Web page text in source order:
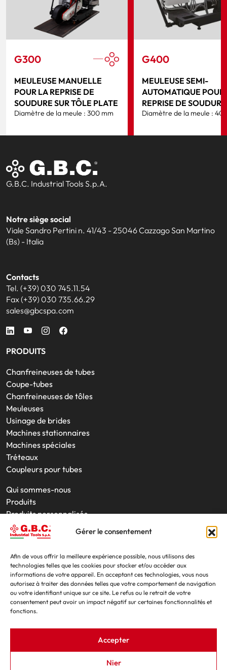
Gérer le consentement
Afin de vous offrir la meilleure expérience possible, nous utilisons des
technologies telles que les cookies pour stocker et/ou accéder aux
informations de votre appareil. En acceptant ces technologies, vous nous
autorisez à traiter des données telles que votre comportement de navigation
ou votre identifiant unique sur ce site. Le refus ou le retrait de votre
consentement peut avoir un impact négatif sur certaines fonctionnalités et
fonctions.
Accepter
Nier
G300
MEULEUSE MANUELLE
POUR LA REPRISE DE
SOUDURE SUR TÔLE PLATE
Diamètre de la meule : 300 mm
G400
MEULEUSE SEMI-
AUTOMATIQUE POUR
REPRISE DE SOUDURE
Diamètre de la meule :
G.B.C. Industrial Tools S.p.A.
Notre siège social
Viale Sandro Pertini n. 41/43 - 25046 Cazzago San Martino
(Bs) - Italia
Contacts
Tel. (+39) 030 745.11.54
Fax (+39) 030 735.66.29
sales@gbcspa.com
PRODUITS
Chanfreineuses de tubes
Coupe-tubes
Chanfreineuses de tôles
Meuleuses
Usinage de brides
Machines stationnaires
Machines spéciales
Tréteaux
Coupleurs pour tubes
Qui sommes-nous
Produits
Produits personnalisés
Interventions sur site
Outils
Actualités
Salons professionnels
Contacts